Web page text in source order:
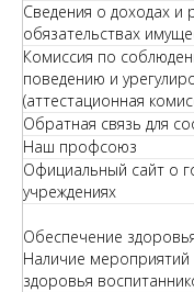
Сведения о доходах и
обязательствах
Комиссия по
поведению и
(аттестационная
Обратная связь для
Наш профсоюз
Официальный сайт о
учреждениях
Обеспечение
Наличие
здоровья